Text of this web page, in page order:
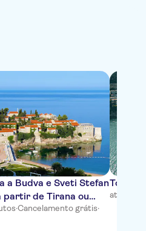
a Budva e Sveti Stefan
partir de Tirana ou
·Cancelamento grátis·
Tour
até 1 hora